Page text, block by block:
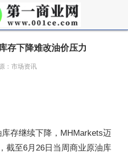
存下降难改油价压力
：市场资讯
存继续下降，MHMarkets迈
截至6月26日当周商业原油库